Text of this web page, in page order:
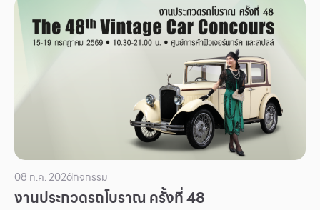
เกี่ยวกับเรา
ร่วมงานกับเรา
สิทธิประโยชน์ที่ฟิวเจอร์พาร์ค
08 ก.ค. 2026กิจกรรม
งานประกวดรถโบราณ ครั้งที่ 48